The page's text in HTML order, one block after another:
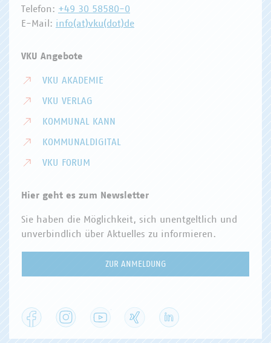
Telefon: +49 30 58580-0
E-Mail: info(at)vku(dot)de
VKU Angebote
VKU AKADEMIE
VKU VERLAG
KOMMUNAL KANN
KOMMUNALDIGITAL
VKU FORUM
Hier geht es zum Newsletter
Sie haben die Möglichkeit, sich unentgeltlich und
unverbindlich über Aktuelles zu informieren.
ZUR ANMELDUNG
Facebook Instagram YouTube